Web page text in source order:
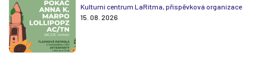
Kulturní centrum LaRitma, příspěvková organizace
15. 08. 2026